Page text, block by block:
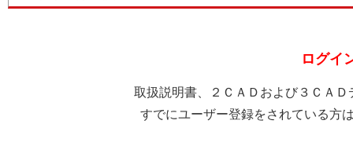
ログイ
取扱説明書、２ＣＡＤおよび３ＣＡ
すでにユーザー登録をされている方